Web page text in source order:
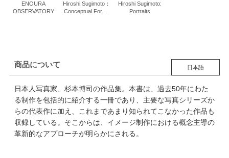
ENOURA
OBSERVATORY
Hiroshi Sugimoto：
Conceptual Forms
Hiroshi Sugimoto:
Portraits
商品について 日本語
日本人写真家、杉本博司の作品集。本書は、過去50年にわた
る制作を包括的に紹介する一冊であり、主要な写真シリーズか
らの代表作に加え、これまであまり知られてこなかった作品も
収録している。そこからは、イメージ制作における概念主導の
革新的なアプローチが明らかにされる。